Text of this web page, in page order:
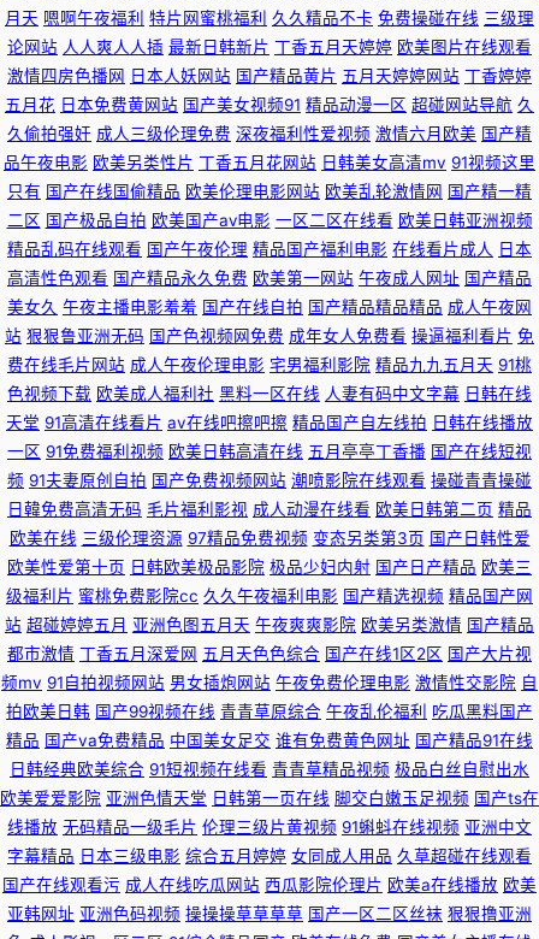
人妻露脸高潮被干 日本wwwcom 日韩伦理免费看 成人福利在线免费观看 国
产熟女大黑b 欧美日韩影院一区 97人人看照片 91海角大神日韩无码 久久福
利社 91cn伦理福利 三级黄色曰逼免费看 国产高潮九九 免费影片全集免费观
看 色涩艺术色涩综合 国产精品首页在线 欧美一区二区高清视频 日本卡一卡
二视频 波多野吉依性爱 wwwww91 老湿机专区一区 91探花精品精华 在线看
免费在看中文版 久久欧美 91豆花网页入口 天天综合国产 国产精品人人网 麻
豆禁影库三区四区 欧美日韩伊人狠狠 WWW豆花AVcom 超碰伊人大香蕉 免
费妞干网在线观看 91小视频下载 07看片视频网海外 九九热有精品 亚洲资源
在线 少妇人妻精品一二区三 黄色链接 综合狼久久 天堂网a美女 国产在线1区
2区3区 丝袜久久亚洲国产亚洲精品 日韩影院 丁香婷婷三级三级网站 精品传
媒 殴美一级片 波多野洁衣电影巨乳3 A片成人片毛片久久 蜜臀av首页 午夜
福利不卡了 海角在线看网页 日批视频免费在线观看 日韩精品―中文字幕 国
产在线视频第一页 天堂8Aⅴ 日韩欧美综合网 国产a无 青久热不卡 日韩3级电
影 成人免费一区二区三区 国产一区二区91欧美 欧美一区二区三区射精 老司
机午夜影院 99久久毛片网 aV色导航 玖玖玖国产 91巨炮福利网 亚洲人成电
月天 嗯啊午夜福利 特片网蜜桃福利 久久精品不卡 免费操碰在线 三级理
论网站 人人爽人人插 最新日韩新片 丁香五月天婷婷 欧美图片在线观看
激情四房色播网 日本人妖网站 国产精品黄片 五月天婷婷网站 丁香婷婷
五月花 日本免费黄网站 国产美女视频91 精品动漫一区 超碰网站导航 久
久偷拍强奸 成人三级伦理免费 深夜福利性爱视频 激情六月欧美 国产精
品午夜电影 欧美另类性片 丁香五月花网站 日韩美女高清mv 91视频这里
只有 国产在线国偷精品 欧美伦理电影网站 欧美乱轮激情网 国产精一精
二区 国产极品自拍 欧美国产aⅴ电影 一区二区在线看 欧美日韩亚洲视频
精品乱码在线观看 国产午夜伦理 精品国产福利电影 在线看片成人 日本
高清性色观看 国产精品永久免费 欧美第一网站 午夜成人网址 国产精品
美女久 午夜主播电影羞羞 国产在线自拍 国产精品精品精品 成人午夜网
站 狠狠鲁亚洲无码 国产色视频网免费 成年女人免费看 操逼福利看片 免
费在线毛片网站 成人午夜伦理电影 宅男福利影院 精品九九五月天 91桃
色视频下载 欧美成人福利社 黑料一区在线 人妻有码中文字幕 日韩在线
天堂 91高清在线看片 av在线吧擦吧擦 精品国产自左线拍 日韩在线播放
一区 91免费福利视频 欧美日韩高清在线 五月亭亭丁香播 国产在线短视
频 91夫妻原创自拍 国产免费视频网站 潮喷影院在线观看 操碰青青操碰
日韓免费高清无码 毛片福利影视 成人动漫在线看 欧美日韩第二页 精品
欧美在线 三级伦理资源 97精品免费视频 变态另类第3页 国产日韩性爱
欧美性爱第十页 日韩欧美极品影院 极品少妇内射 国产日产精品 欧美三
级福利片 蜜桃免费影院cc 久久午夜福利电影 国产精选视频 精品国产网
站 超碰婷婷五月 亚洲色图五月天 午夜爽爽影院 欧美另类激情 国产精品
都市激情 丁香五月深爱网 五月天色色综合 国产在线1区2区 国产大片视
频mv 91自拍视频网站 男女插炮网站 午夜免费伦理电影 激情性交影院 自
拍欧美日韩 国产99视频在线 青青草原综合 午夜乱伦福利 吃瓜黑料国产
精品 国产va免费精品 中国美女足交 谁有免费黄色网址 国产精品91在线
日韩经典欧美综合 91短视频在线看 青青草精品视频 极品白丝自慰出水
欧美爱爱影院 亚洲色情天堂 日韩第一页在线 脚交白嫩玉足视频 国产ts在
线播放 无码精品一级毛片 伦理三级片黄视频 91蝌蚪在线视频 亚洲中文
字幕精品 日本三级电影 综合五月婷婷 女同成人用品 久草超碰在线观看
国产在线观看污 成人在线吃瓜网站 西瓜影院伦理片 欧美a在线播放 欧美
亚韩网址 亚洲色码视频 操操操草草草草 国产一区二区丝袜 狠狠撸亚洲